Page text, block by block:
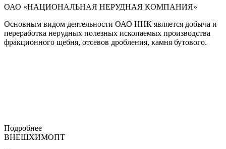
ОАО «НАЦИОНАЛЬНАЯ НЕРУДНАЯ КОМПАНИЯ»
Основным видом деятельности ОАО ННК является добыча и
переработка нерудных полезных ископаемых производства
фракционного щебня, отсевов дробления, камня бутового.
Подробнее
ВНЕШХИМОПТ